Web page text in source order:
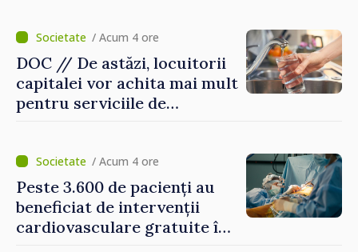
/ Acum 4 ore
DOC // De astăzi, locuitorii
capitalei vor achita mai mult
pentru serviciile de
/ Acum 4 ore
Peste 3.600 de pacienți au
beneficiat de intervenții
cardiovasculare gratuite în